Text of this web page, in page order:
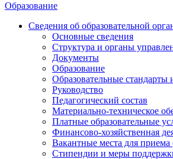
Образование
Сведения об образовательной
Основные сведения
Структура и органы
Документы
Образование
Образовательные стандарты
Руководство
Педагогический состав
Материально-техническое
Платные образовательные
Финансово-хозяйственная
Вакантные места для
Стипендии и меры